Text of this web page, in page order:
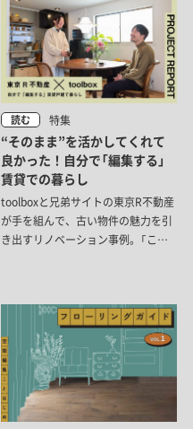
読む 特集
“そのまま”を活かしてくれて
良かった！自分で「編集する」
賃貸での暮らし
toolboxと兄弟サイトの東京R不動産
が手を組んで、古い物件の魅力を引
き出すリノベーション事例。「ここ
気に入っているところなどお話を伺
いました。